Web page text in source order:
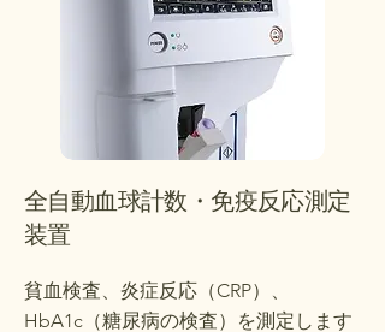
全自動血球計数・免疫反応測定
装置
貧血検査、炎症反応（CRP）、
HbA1c（糖尿病の検査）を測定します​